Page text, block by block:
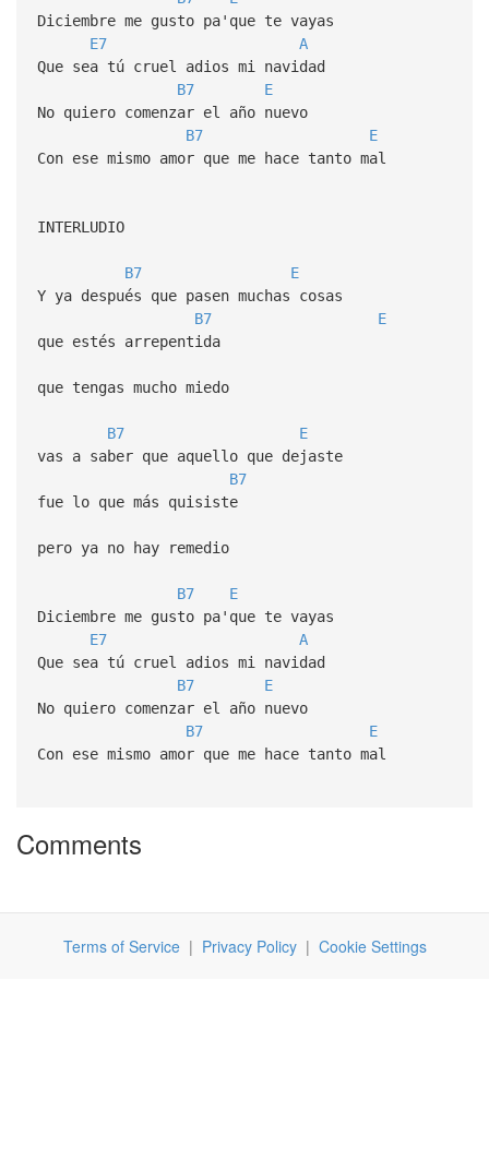
Diciembre me gusto pa'que te vayas
E7
A
Que sea tú cruel adios mi navidad
B7
E
No quiero comenzar el año nuevo
B7
E
Con ese mismo amor que me hace tanto mal
INTERLUDIO
B7
E
Y ya después que pasen muchas cosas
B7
E
que estés arrepentida
que tengas mucho miedo
B7
E
vas a saber que aquello que dejaste
B7
fue lo que más quisiste
pero ya no hay remedio
B7
E
Diciembre me gusto pa'que te vayas
E7
A
Que sea tú cruel adios mi navidad
B7
E
No quiero comenzar el año nuevo
B7
E
Con ese mismo amor que me hace tanto mal
Comments
Terms of Service| Privacy Policy| Cookie Settings